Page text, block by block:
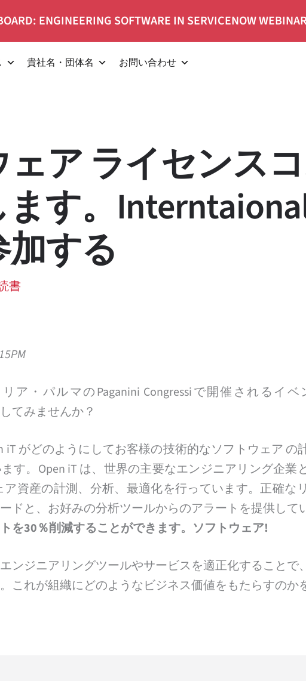
ENGINEERING SOFTWARE IN SERVICENOW
貴社名・団体名 お問い合わせ
ェア ライセンス
す。Interntaional
加する
書
ア・パルマのPaganini Congressiで開催されるイベ
てみませんか？
iT がどのようにしてお客様の技術的なソフトウェア の
す。Open iT は、世界の主要なエンジニアリング企業
ア資産の計測、分析、最適化を行っています。正確な
ドと、お好みの分析ツールからのアラートを提供して
を30％削減することができます。ソフトウェア!
ンジニアリングツールやサービスを適正化することで
これが組織にどのようなビジネス価値をもたらすのか